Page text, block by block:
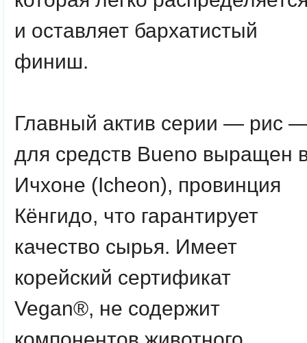
и оставляет бархатистый
финиш.
Главный актив серии — рис
для средств Bueno выращен
Ичхоне (Icheon), провинция
Кёнгидо, что гарантирует
качество сырья. Имеет
корейский сертификат
Vegan®, не содержит